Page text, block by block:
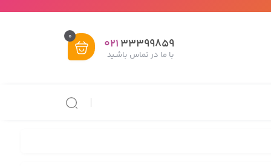
33399859
021
با ما در تماس باشـید
0